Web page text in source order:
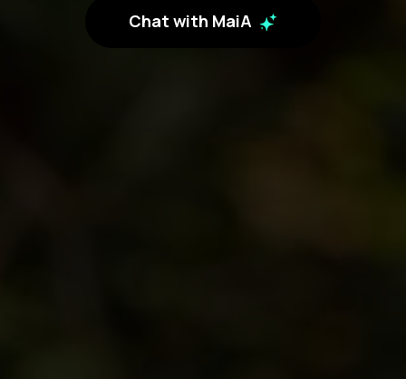
Chat with MaiA